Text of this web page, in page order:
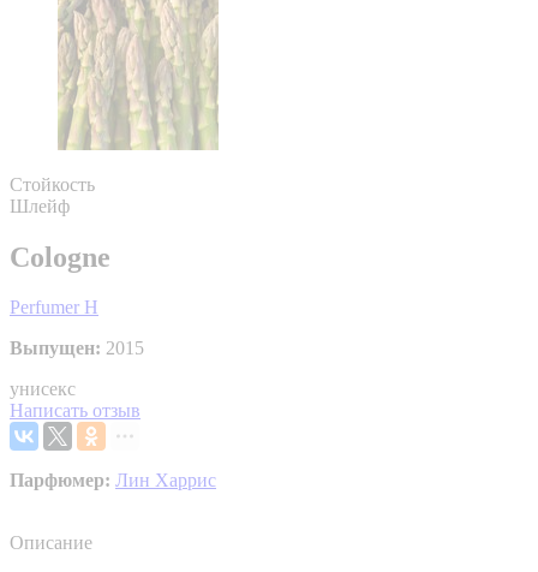
Стойкость
Шлейф
Cologne
Perfumer H
Выпущен: 2015
унисекс
Написать отзыв
Парфюмер: Лин Харрис
Описание